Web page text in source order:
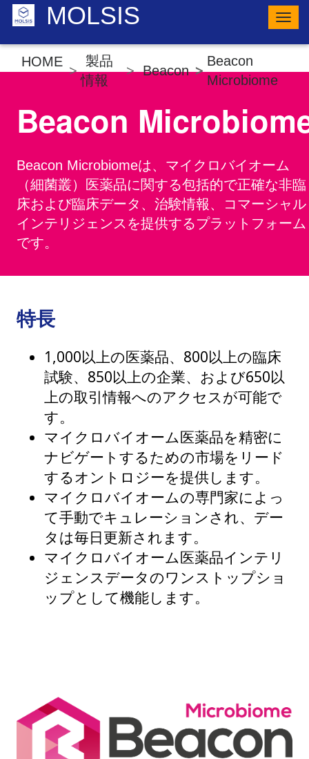
MOLSIS
ナ
ビ
り
替
HOME
製品
情報
Beacon
Beacon
Microbiome
Beacon
Beacon Microbiomeは、マイクロバイオーム
（細菌叢）医薬品に関する包括的で正確な非臨
床および臨床データ、治験情報、コマーシャル
インテリジェンスを提供するプラットフォーム
です。
特長
1,000以上の医薬品、800以上の臨床
試験、850以上の企業、および650以
上の取引情報へのアクセスが可能で
す。
マイクロバイオーム医薬品を精密に
ナビゲートするための市場をリード
するオントロジーを提供します。
マイクロバイオームの専門家によっ
て手動でキュレーションされ、デー
タは毎日更新されます。
マイクロバイオーム医薬品インテリ
ジェンスデータのワンストップショ
ップとして機能します。